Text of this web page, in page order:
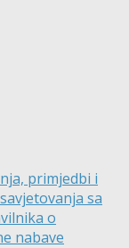
primjedbi i
sa
o
nabave